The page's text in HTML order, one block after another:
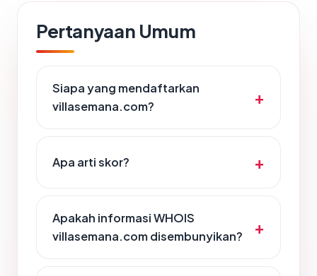
Pertanyaan Umum
Siapa yang mendaftarkan
villasemana.com?
Apa arti skor?
Apakah informasi WHOIS
villasemana.com disembunyikan?